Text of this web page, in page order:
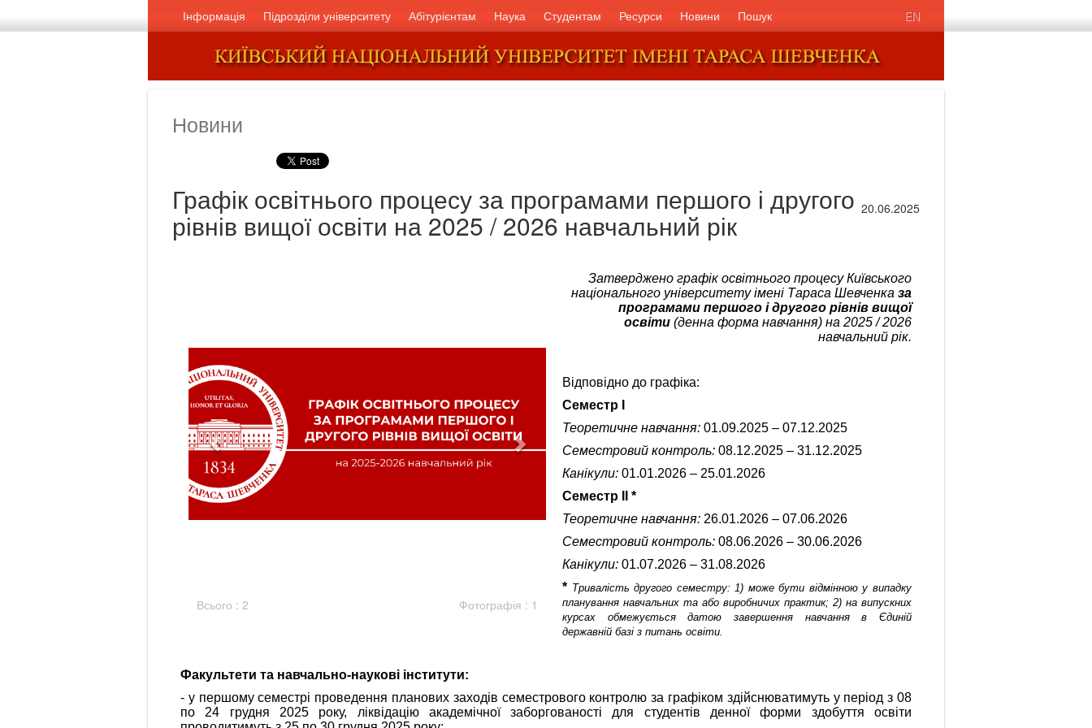
Інформація Підрозділи університету Абітурієнтам Наука Студентам Ресурси Новини Пошук EN
Новини
Графік освітнього процесу за програмами першого і другого
рівнів вищої освіти на 2025 / 2026 навчальний рік 20.06.2025
Всього : 2 Фотографія : 1
Затверджено графік освітнього процесу Київського
національного університету імені Тараса Шевченка за
програмами першого і другого рівнів вищої
освіти (денна форма навчання) на 2025 / 2026
навчальний рік.
Відповідно до графіка:
Семестр І
Теоретичне навчання: 01.09.2025 – 07.12.2025
Семестровий контроль: 08.12.2025 – 31.12.2025
Канікули: 01.01.2026 – 25.01.2026
Семестр ІІ *
Теоретичне навчання: 26.01.2026 – 07.06.2026
Семестровий контроль: 08.06.2026 – 30.06.2026
Канікули: 01.07.2026 – 31.08.2026
* Тривалість другого семестру: 1) може бути відмінною у випадку
планування навчальних та або виробничих практик; 2) на випускних
курсах обмежується датою завершення навчання в Єдиній
державній базі з питань освіти.
Факультети та навчально-наукові інститути:
- у першому семестрі проведення планових заходів семестрового контролю за графіком здійснюватимуть у період з 08
по 24 грудня 2025 року, ліквідацію академічної заборгованості для студентів денної форми здобуття освіти